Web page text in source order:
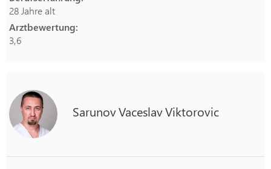
28 Jahre alt
Arztbewertung:
3,6
SarunovVaceslavViktorovic